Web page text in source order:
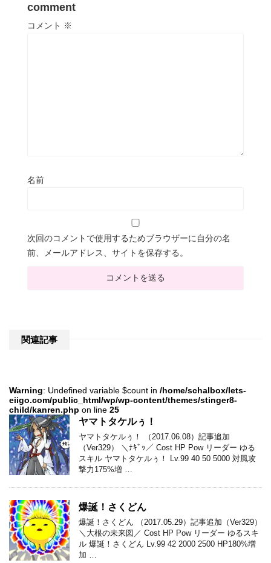
comment
コメント ※
名前
次回のコメントで使用するためブラウザーに自分の名
前、メールアドレス、サイトを保存する。
関連記事
Warning: Undefined variable $count in /home/schalbox/lets-
eiigo.com/public_html/wp/wp-content/themes/stinger8-
child/kanren.php on line 25
ヤマトタケルぅ！
ヤマトタケルぅ！ （2017.06.08）記事追加
（Ver329） ＼ﾅｷﾞｯ／ Cost HP Pow リーダー ゆる
スキル ヤマトタケルぅ！ Lv.99 40 50 5000 対風攻
撃力175%増 …
爆誕！さくどん
爆誕！さくどん （2017.05.29）記事追加（Ver329）
＼大根の未来図／ Cost HP Pow リーダー ゆるスキ
ル 爆誕！さくどん Lv.99 42 2000 2500 HP180%増
加 …